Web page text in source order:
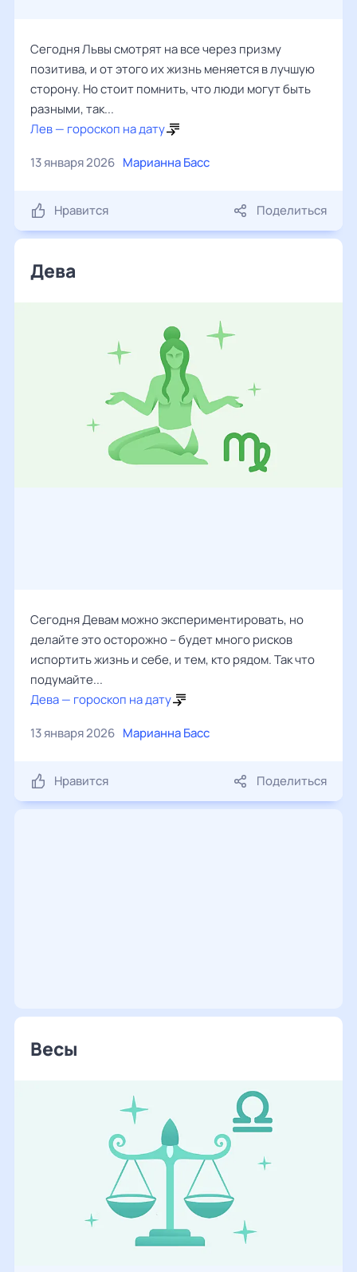
Сегодня Львы смотрят на все через призму
позитива, и от этого их жизнь меняется в лучшую
сторону. Но стоит помнить, что люди могут быть
разными, так...
Лев — гороскоп на дату
13 января 2026 Марианна Басс
Нравится Поделиться
Дева
Сегодня Девам можно экспериментировать, но
делайте это осторожно – будет много рисков
испортить жизнь и себе, и тем, кто рядом. Так что
подумайте...
Дева — гороскоп на дату
13 января 2026 Марианна Басс
Нравится Поделиться
Весы